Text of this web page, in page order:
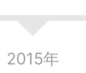
2015年